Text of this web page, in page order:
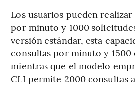
Los usuarios pueden
por minuto y 1000
versión estándar, esta
consultas por minuto y 1500
mientras que el modelo
CLI permite 2000 consultas